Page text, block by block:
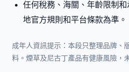
任何稅務、海關、年齡限制
地官方規則和平台條款為準。
成年人資訊提示：本段只整理品牌、
料。煙草及尼古丁產品有健康風險，